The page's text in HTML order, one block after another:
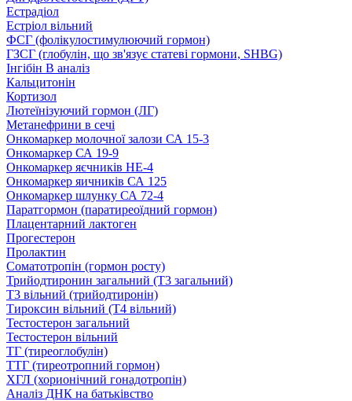
Естрадіол
Естріол вільний
ФСГ (фолікулостимулюючий гормон)
ГЗСГ (глобулін, що зв'язує статеві гормони, SHBG)
Інгібін B аналіз
Кальцитонін
Кортизол
Лютеїнізуючий гормон (ЛГ)
Метанефрини в сечі
Онкомаркер молочної залози СА 15-3
Онкомаркер СА 19-9
Онкомаркер яєчників НЕ-4
Онкомаркер яичників СА 125
Онкомаркер шлунку СА 72-4
Паратгормон (паратиреоїдний гормон)
Плацентарний лактоген
Прогестерон
Пролактин
Соматотропін (гормон росту)
Трийодтиронин загальний (Т3 загальний)
Т3 вільний (трийодтиронін)
Тироксин вільний (Т4 вільний)
Тестостерон загальний
Тестостерон вільний
ТГ (тиреоглобулін)
ТТГ (тиреотропний гормон)
ХГЛ (хорионічний гонадотропін)
Аналіз ДНК на батьківство